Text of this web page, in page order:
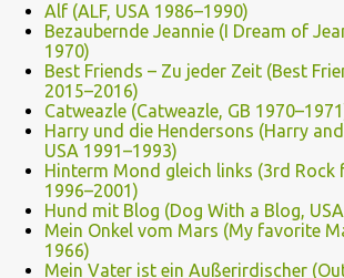
Alf (ALF, USA 1986–1990)
Bezaubernde Jeannie (I Dream of
1970)
Best Friends – Zu jeder Zeit (Best
2015–2016)
Catweazle (Catweazle, GB
Harry und die Hendersons (Harry
USA 1991–1993)
Hinterm Mond gleich links (3rd Rock
1996–2001)
Hund mit Blog (Dog With a Blog,
Mein Onkel vom Mars (My favorite
1966)
Mein Vater ist ein Außerirdischer